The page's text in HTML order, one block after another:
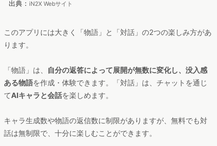
出典： iN2X Webサイト
このアプリには大きく「物語」と「対話」の2つの楽しみ方があ
ります。
「物語」は、
自分の返答によって展開が無数に変化し、没入感
ある物語を作成・体験できます。「対話」は、チャットを通じ
てAIキャラと会話を楽しめます。
キャラ生成数や物語の返信数に制限がありますが、無料でも対
話は無制限で、十分に楽しむことができます。